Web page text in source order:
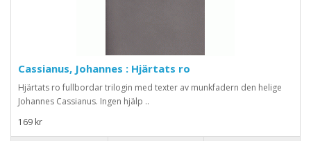
Cassianus, Johannes : Hjärtats ro
Hjärtats ro fullbordar trilogin med texter av munkfadern den helige
Johannes Cassianus. Ingen hjälp ..
169 kr